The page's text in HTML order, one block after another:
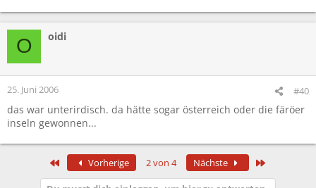
O oidi
25. Juni 2006 #40
das war unterirdisch. da hätte sogar österreich oder die färöer
inseln gewonnen...
Erste Vorherige 2 von 4 Nächste